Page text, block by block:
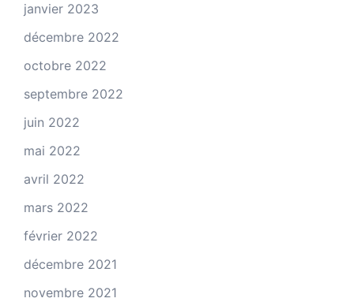
janvier 2023
décembre 2022
octobre 2022
septembre 2022
juin 2022
mai 2022
avril 2022
mars 2022
février 2022
décembre 2021
novembre 2021